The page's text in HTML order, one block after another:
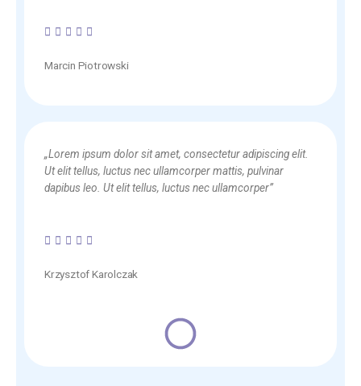
    
Marcin Piotrowski
„Lorem ipsum dolor sit amet, consectetur adipiscing elit.
Ut elit tellus, luctus nec ullamcorper mattis, pulvinar
dapibus leo. Ut elit tellus, luctus nec ullamcorper”
    
Krzysztof Karolczak